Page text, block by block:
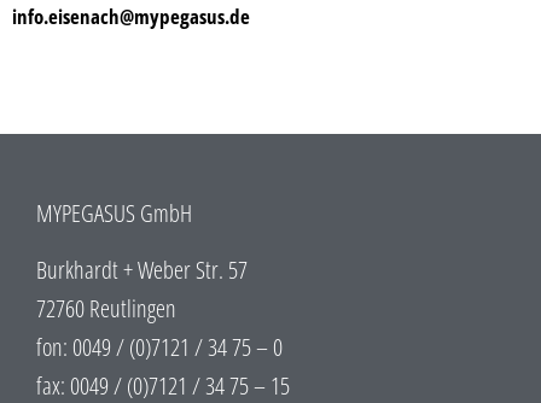
info.eisenach@mypegasus.de
MYPEGASUS GmbH
Burkhardt + Weber Str. 57
72760 Reutlingen
fon: 0049 / (0)7121 / 34 75 – 0
fax: 0049 / (0)7121 / 34 75 – 15